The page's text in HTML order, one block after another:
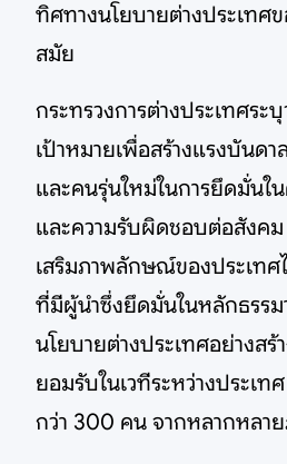
ทิศทางนโยบายต่างประเทศ
สมัย
กระทรวงการต่างประเทศระ
เป้าหมายเพื่อสร้างแรงบันดา
และคนรุ่นใหม่ในการยึดมั่นใ
และความรับผิดชอบต่อสังค
เสริมภาพลักษณ์ของประเทศ
ที่มีผู้นำซึ่งยึดมั่นในหลักธรรม
นโยบายต่างประเทศอย่างสร้
ยอมรับในเวทีระหว่างประเท
กว่า 300 คน จากหลากหลา